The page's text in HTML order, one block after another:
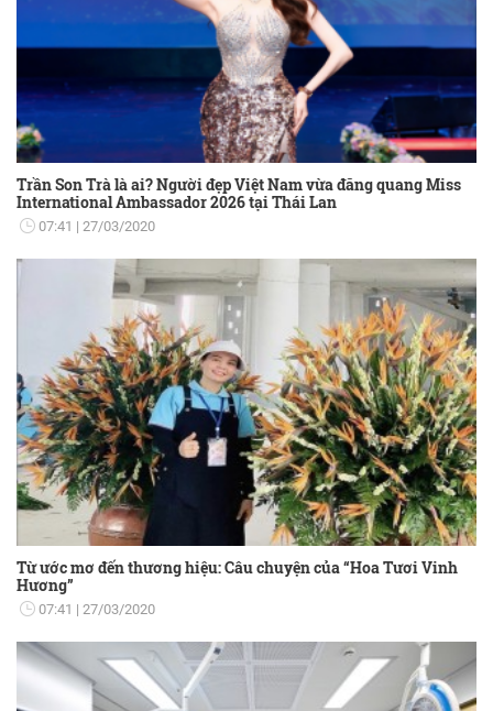
Trần Son Trà là ai? Người đẹp Việt Nam vừa đăng quang Miss
International Ambassador 2026 tại Thái Lan
07:41 27/03/2020
Từ ước mơ đến thương hiệu: Câu chuyện của “Hoa Tươi Vinh
Hương”
07:41 27/03/2020